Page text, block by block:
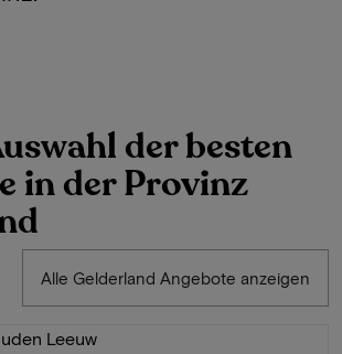
der besten
in der Provinz
Alle Gelderland Angebote anzeigen